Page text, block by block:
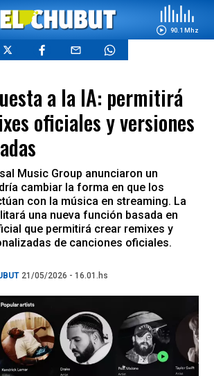
90.1 Mhz
a la IA: permitirá
oficiales y versiones
Music Group anunciaron un
cambiar la forma en que los
con la música en streaming. La
una nueva función basada en
que permitirá crear remixes y
de canciones oficiales.
21/05/2026 - 16.01.hs